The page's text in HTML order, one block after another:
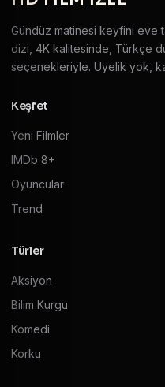
Gündüz matinesi keyfini eve
dizi, 4K kalitesinde, Türkçe
seçenekleriyle. Üyelik yok,
Keşfet
Yeni Filmler
IMDb 8+
Oyuncular
Trend
Türler
Aksiyon
Bilim Kurgu
Komedi
Korku